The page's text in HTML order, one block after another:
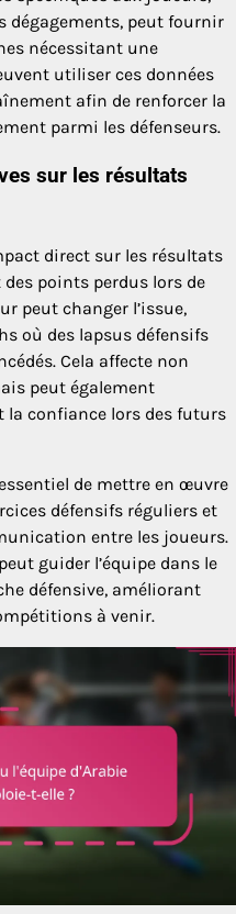
dégagements, peut fournir
nécessitant une
utiliser ces données
afin de renforcer la
parmi les défenseurs.
sur les résultats
direct sur les résultats
points perdus lors de
peut changer l’issue,
où des lapsus défensifs
Cela affecte non
peut également
la confiance lors des futurs
de mettre en œuvre
défensifs réguliers et
entre les joueurs.
guider l’équipe dans le
défensive, améliorant
à venir.